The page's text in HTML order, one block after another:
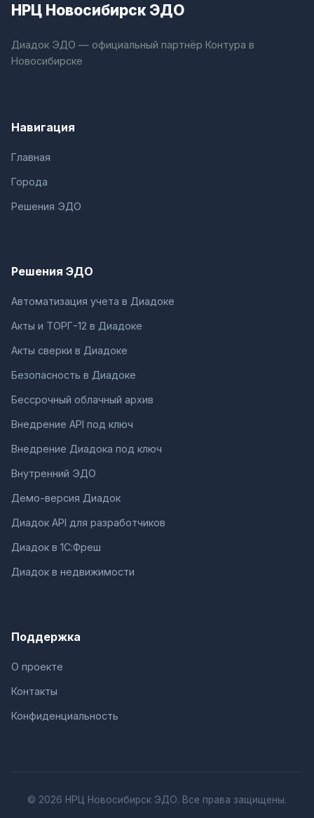
НРЦ Новосибирск ЭДО
Диадок ЭДО — официальный партнёр Контура в
Новосибирске
Навигация
Главная
Города
Решения ЭДО
Решения ЭДО
Автоматизация учета в Диадоке
Акты и ТОРГ-12 в Диадоке
Акты сверки в Диадоке
Безопасность в Диадоке
Бессрочный облачный архив
Внедрение API под ключ
Внедрение Диадока под ключ
Внутренний ЭДО
Демо-версия Диадок
Диадок API для разработчиков
Диадок в 1С:Фреш
Диадок в недвижимости
Поддержка
О проекте
Контакты
Конфиденциальность
© 2026 НРЦ Новосибирск ЭДО. Все права защищены.